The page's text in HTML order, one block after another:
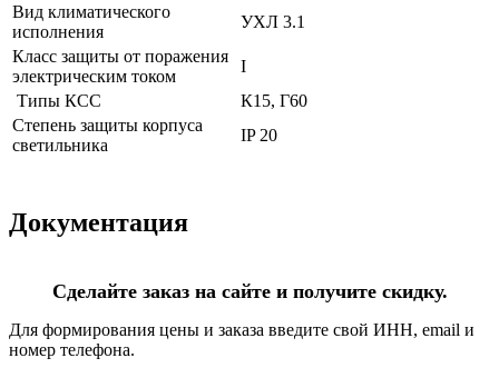
Вид климатического
исполнения
УХЛ 3.1
Класс защиты от поражения
электрическим током
I
Типы КСС
К15, Г60
Степень защиты корпуса
светильника
IP 20
Документация
Сделайте заказ на сайте и получите скидку.
Для формирования цены и заказа введите свой ИНН, email и
номер телефона.